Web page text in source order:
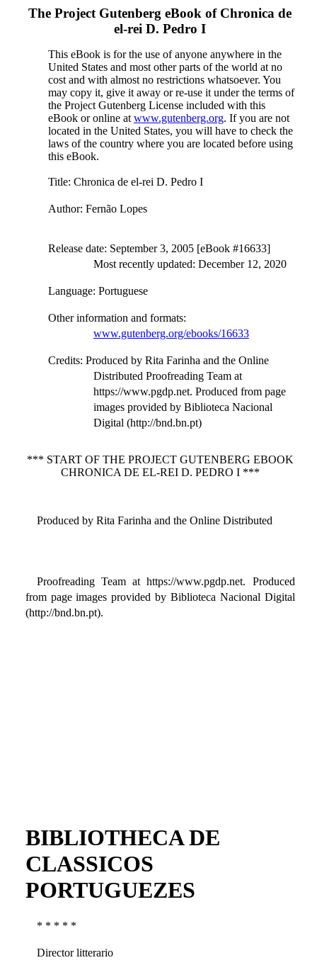
The Project Gutenberg eBook of Chronica de
el-rei D. Pedro I
This eBook is for the use of anyone anywhere in the
United States and most other parts of the world at no
cost and with almost no restrictions whatsoever. You
may copy it, give it away or re-use it under the terms of
the Project Gutenberg License included with this
eBook or online at www.gutenberg.org. If you are not
located in the United States, you will have to check the
laws of the country where you are located before using
this eBook.
Title: Chronica de el-rei D. Pedro I
Author: Fernão Lopes
Release date: September 3, 2005 [eBook #16633]
Most recently updated: December 12, 2020
Language: Portuguese
Other information and formats:
www.gutenberg.org/ebooks/16633
Credits: Produced by Rita Farinha and the Online
Distributed Proofreading Team at
https://www.pgdp.net. Produced from page
images provided by Biblioteca Nacional
Digital (http://bnd.bn.pt)
*** START OF THE PROJECT GUTENBERG EBOOK
CHRONICA DE EL-REI D. PEDRO I ***
Produced by Rita Farinha and the Online Distributed
Proofreading Team at https://www.pgdp.net. Produced
from page images provided by Biblioteca Nacional Digital
(http://bnd.bn.pt).
BIBLIOTHECA DE
CLASSICOS
PORTUGUEZES
* * * * *
Director litterario